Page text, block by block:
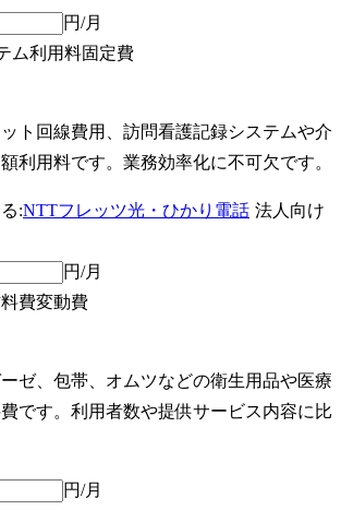
円/月
ム利用料固定費
ト回線費用、訪問看護記録システムや介
利用料です。業務効率化に不可欠です。
:NTTフレッツ光・ひかり電話 法人向け
円/月
費変動費
ゼ、包帯、オムツなどの衛生用品や医療
です。利用者数や提供サービス内容に比
円/月